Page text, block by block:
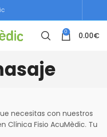
0 0.00€
necesitas con nuestros
Clínica Fisio AcuMèdic. Tu